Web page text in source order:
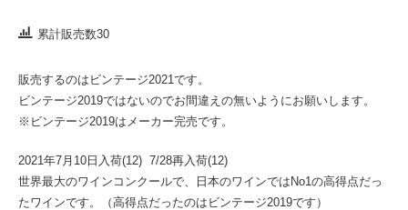
累計販売数30
販売するのはビンテージ2021です。
ビンテージ2019ではないのでお間違えの無いようにお願いします。
※ビンテージ2019はメーカー完売です。
2021年7月10日入荷(12) 7/28再入荷(12)
世界最大のワインコンクールで、日本のワインではNo1の高得点だっ
たワインです。（高得点だったのはビンテージ2019です）